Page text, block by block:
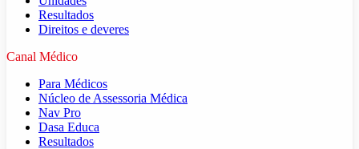
Resultados
Direitos e deveres
Canal Médico
Para Médicos
Núcleo de Assessoria Médica
Nav Pro
Dasa Educa
Resultados